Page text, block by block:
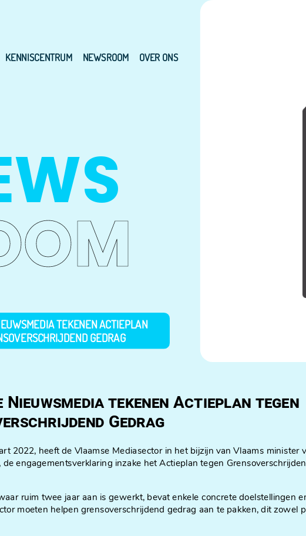
KENNISCENTRUM NEWSROOM OVER ONS
TEKENEN ACTIEPLAN
GEDRAG
Nieuwsmedia tekenen Actieplan tegen
Gedrag
2022, heeft de Vlaamse Mediasector in het bijzijn van Vlaams minister
de engagementsverklaring inzake het Actieplan tegen
ruim twee jaar aan is gewerkt, bevat enkele concrete doelstellingen
moeten helpen grensoverschrijdend gedrag aan te pakken, dit zowel